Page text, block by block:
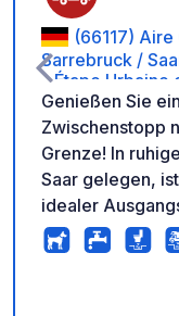
(66117)
Sarrebruck /
– Étape Urbaine
Genießen Sie
Zwischenstopp
Grenze! In
Saar gelegen,
idealer
Saarbrückener
Schloss,
direkt vor der Tür